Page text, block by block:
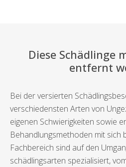
Diese Schädlinge
entfernt
Bei der versierten
verschiedensten Arten von
eigenen Schwierigkeiten sowie
Behandlungsmethoden mit sich
Fachbereich sind auf den
schädlingsarten spezialisiert,